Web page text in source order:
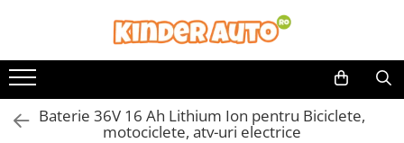
Baterie 36V 16 Ah Lithium Ion pentru Biciclete,
motociclete, atv-uri electrice